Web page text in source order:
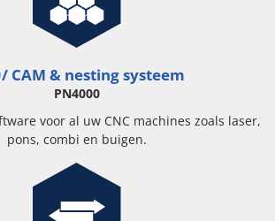
CAM & nesting systeem
PN4000
voor al uw CNC machines zoals laser,
pons, combi en buigen.